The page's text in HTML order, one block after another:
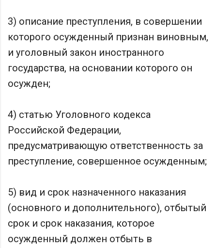
3) описание преступления, в совершении
которого осужденный признан виновным,
и уголовный закон иностранного
государства, на основании которого он
осужден;
4) статью Уголовного кодекса
Российской Федерации,
предусматривающую ответственность за
преступление, совершенное осужденным;
5) вид и срок назначенного наказания
(основного и дополнительного), отбытый
срок и срок наказания, которое
осужденный должен отбыть в